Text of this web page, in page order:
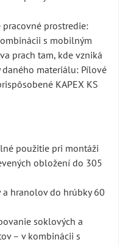
pracovné prostredie:
s mobilným
prach tam, kde vzniká
daného materiálu: Pílové
KAPEX KS
použitie pri montáži
obložení do 305
hranolov do hrúbky 60
soklových a
– v kombinácii s